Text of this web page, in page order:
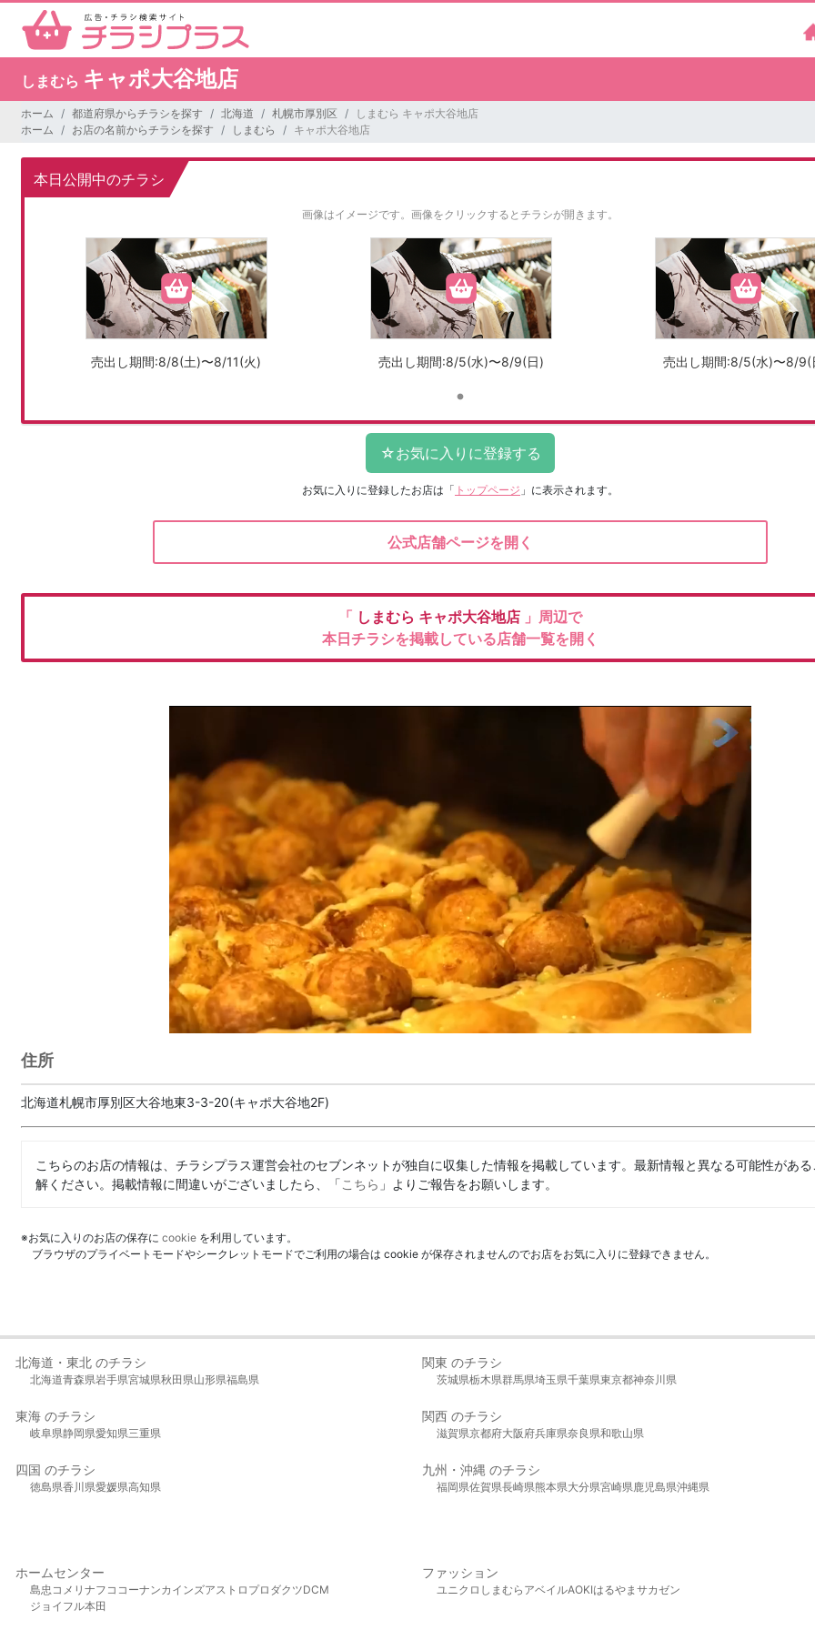
しまむら キャポ大谷地店
ホーム 都道府県からチラシを探す 北海道 札幌市厚別区
しまむら キャポ大谷地店
ホーム
お店の名前からチラシを探す しまむら キャポ大谷地店
本日公開中のチラシ
画像はイメージです。 画像をクリックするとチラシが開きます。
売出し期間:8/8(土)〜8/11(火) 売出し期間:8/5(水)〜8/9(日) 売出し期間:8/5(水)〜8/9(
お気に入りに登録したお店は 「 トップページ 」に表示されます。
公式店舗ページを開く
「 しまむら キャポ大谷地店 」周辺で
本日チラシを掲載している店舗一覧を開く
住所
北海道札幌市厚別区大谷地東3-3-20(キャポ大谷地2F)
こちらのお店の情報は、チラシプラス運営会社のセブンネットが独自に収集した情報を掲載しています。最新情報と異なる可能性があ
解ください。掲載情報に間違いがございましたら、「こちら 」よりご報告をお願いします。
※お気に入りのお店の保存に cookie を利用しています。
ブラウザのプライベートモードやシークレットモードでご利用の場合は cookie が保存されませんのでお店をお気に入りに登録できません。
北海道・東北 のチラシ
北海道青森県岩手県宮城県秋田県山形県福島県
関東 のチラシ
茨城県栃木県群馬県埼玉県千葉県東京都神奈川県
東海 のチラシ
岐阜県静岡県愛知県三重県
関西 のチラシ
滋賀県京都府大阪府兵庫県奈良県和歌山県
四国 のチラシ
徳島県香川県愛媛県高知県
九州・沖縄 のチラシ
福岡県佐賀県長崎県熊本県大分県宮崎県鹿児島県沖縄県
ホームセンター
島忠 コメリ ナフコ コーナンカインズアストロプロダクツDCM
ジョイフル本田
ファッション
ユニクロ しまむら アベイルAOKIはるやま サカゼン